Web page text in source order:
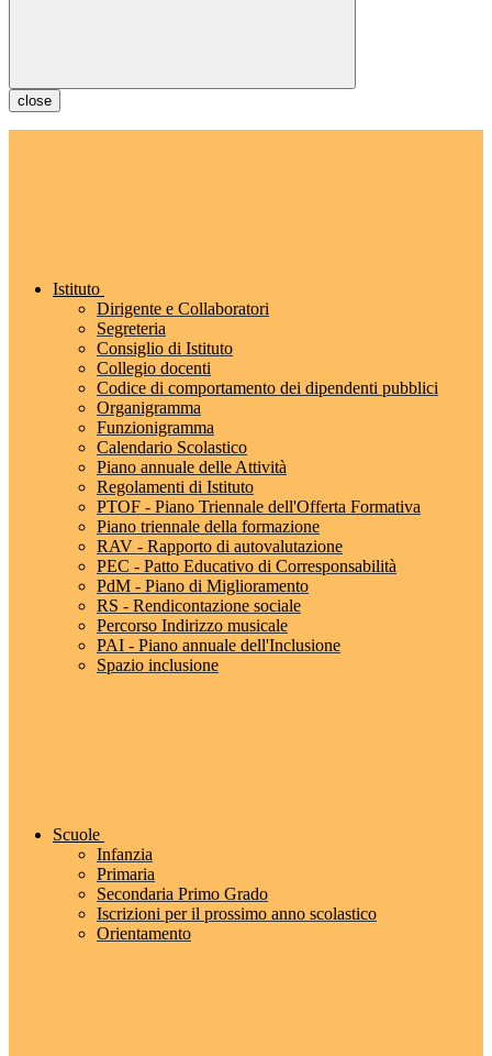
close
Istituto
Dirigente e Collaboratori
Segreteria
Consiglio di Istituto
Collegio docenti
Codice di comportamento dei dipendenti pubblici
Organigramma
Funzionigramma
Calendario Scolastico
Piano annuale delle Attività
Regolamenti di Istituto
PTOF - Piano Triennale dell'Offerta Formativa
Piano triennale della formazione
RAV - Rapporto di autovalutazione
PEC - Patto Educativo di Corresponsabilità
PdM - Piano di Miglioramento
RS - Rendicontazione sociale
Percorso Indirizzo musicale
PAI - Piano annuale dell'Inclusione
Spazio inclusione
Scuole
Infanzia
Primaria
Secondaria Primo Grado
Iscrizioni per il prossimo anno scolastico
Orientamento